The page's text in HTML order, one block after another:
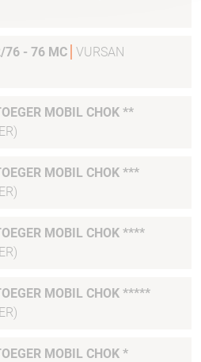
76 - 76 MC VURSAN
MOBIL CHOK **
MOBIL CHOK ***
MOBIL CHOK ****
MOBIL CHOK *****
MOBIL CHOK *